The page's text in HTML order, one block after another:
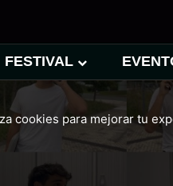
FESTIVAL
cookies para mejorar tu